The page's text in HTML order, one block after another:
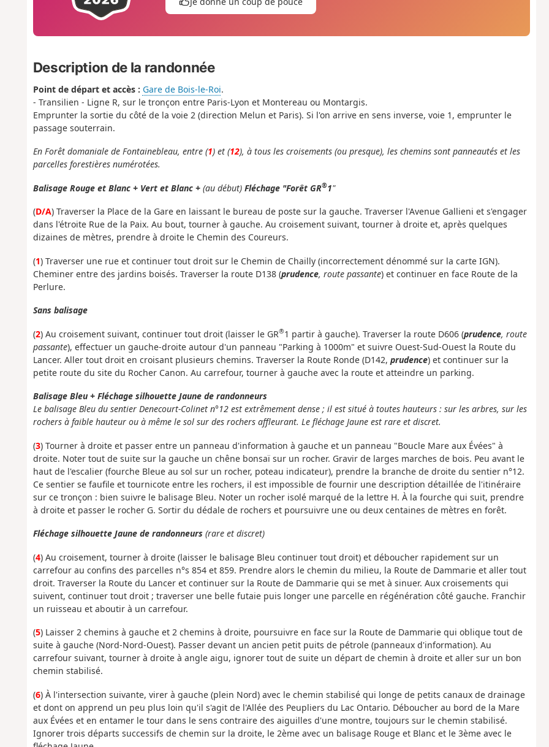
Description de la randonnée
Point de départ et accès : Gare de Bois-le-Roi.
- Transilien - Ligne R, sur le tronçon entre Paris-Lyon et Montereau ou Montargis.
Emprunter la sortie du côté de la voie 2 (direction Melun et Paris). Si l'on arrive en sens inverse, voie 1, emprunter le
passage souterrain.
En Forêt domaniale de Fontainebleau, entre (1) et (12), à tous les croisements (ou presque), les chemins sont panneautés et les
parcelles forestières numérotées.
Balisage Rouge et Blanc + Vert et Blanc +(au début) Fléchage "Forêt GR®1"
(D/A) Traverser la Place de la Gare en laissant le bureau de poste sur la gauche. Traverser l'Avenue Gallieni et s'engager
dans l'étroite Rue de la Paix. Au bout, tourner à gauche. Au croisement suivant, tourner à droite et, après quelques
dizaines de mètres, prendre à droite le Chemin des Coureurs.
(1) Traverser une rue et continuer tout droit sur le Chemin de Chailly (incorrectement dénommé sur la carte IGN).
Cheminer entre des jardins boisés. Traverser la route D138 (prudence, route passante) et continuer en face Route de la
Perlure.
Sans balisage
(2) Au croisement suivant, continuer tout droit (laisser le GR®1 partir à gauche). Traverser la route D606 (prudence, route
passante), effectuer un gauche-droite autour d'un panneau "Parking à 1000m" et suivre Ouest-Sud-Ouest la Route du
Lancer. Aller tout droit en croisant plusieurs chemins. Traverser la Route Ronde (D142, prudence) et continuer sur la
petite route du site du Rocher Canon. Au carrefour, tourner à gauche avec la route et atteindre un parking.
Balisage Bleu + Fléchage silhouette Jaune de randonneurs
Le balisage Bleu du sentier Denecourt-Colinet n°12 est extrêmement dense ; il est situé à toutes hauteurs : sur les arbres, sur les
rochers à faible hauteur ou à même le sol sur des rochers affleurant. Le fléchage Jaune est rare et discret.
(3) Tourner à droite et passer entre un panneau d'information à gauche et un panneau "Boucle Mare aux Évées" à
droite. Noter tout de suite sur la gauche un chêne bonsaï sur un rocher. Gravir de larges marches de bois. Peu avant le
haut de l'escalier (fourche Bleue au sol sur un rocher, poteau indicateur), prendre la branche de droite du sentier n°12.
Ce sentier se faufile et tournicote entre les rochers, il est impossible de fournir une description détaillée de l'itinéraire
sur ce tronçon : bien suivre le balisage Bleu. Noter un rocher isolé marqué de la lettre H. À la fourche qui suit, prendre
à droite et passer le rocher G. Sortir du dédale de rochers et poursuivre une ou deux centaines de mètres en forêt.
Fléchage silhouette Jaune de randonneurs (rare et discret)
(4) Au croisement, tourner à droite (laisser le balisage Bleu continuer tout droit) et déboucher rapidement sur un
carrefour au confins des parcelles n°s 854 et 859. Prendre alors le chemin du milieu, la Route de Dammarie et aller tout
droit. Traverser la Route du Lancer et continuer sur la Route de Dammarie qui se met à sinuer. Aux croisements qui
suivent, continuer tout droit ; traverser une belle futaie puis longer une parcelle en régénération côté gauche. Franchir
un ruisseau et aboutir à un carrefour.
(5) Laisser 2 chemins à gauche et 2 chemins à droite, poursuivre en face sur la Route de Dammarie qui oblique tout de
suite à gauche (Nord-Nord-Ouest). Passer devant un ancien petit puits de pétrole (panneaux d'information). Au
carrefour suivant, tourner à droite à angle aigu, ignorer tout de suite un départ de chemin à droite et aller sur un bon
chemin stabilisé.
(6) À l'intersection suivante, virer à gauche (plein Nord) avec le chemin stabilisé qui longe de petits canaux de drainage
et dont on apprend un peu plus loin qu'il s'agit de l'Allée des Peupliers du Lac Ontario. Déboucher au bord de la Mare
aux Évées et en entamer le tour dans le sens contraire des aiguilles d'une montre, toujours sur le chemin stabilisé.
Ignorer trois départs successifs de chemin sur la droite, le 2ème avec un balisage Rouge et Blanc et le 3ème avec le